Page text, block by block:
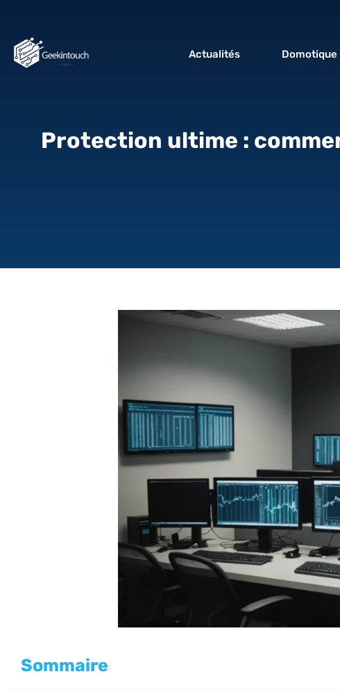
Actualités Domotique
Protection ultime :
Sommaire